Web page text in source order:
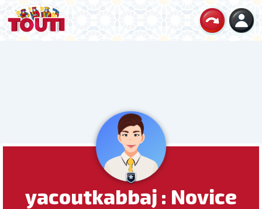
yacoutkabbaj : Novice